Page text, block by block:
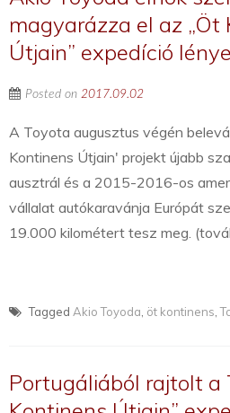
magyarázza el az „Öt
Útjain” expedíció
Posted on 2017.09.02
A Toyota augusztus végén
Kontinens Útjain' projekt újabb
ausztrál és a 2015-2016-os
vállalat autókaravánja Európát
19.000 kilométert tesz meg.
Tagged Akio Toyoda öt kontinens ,
Portugáliából rajtolt a